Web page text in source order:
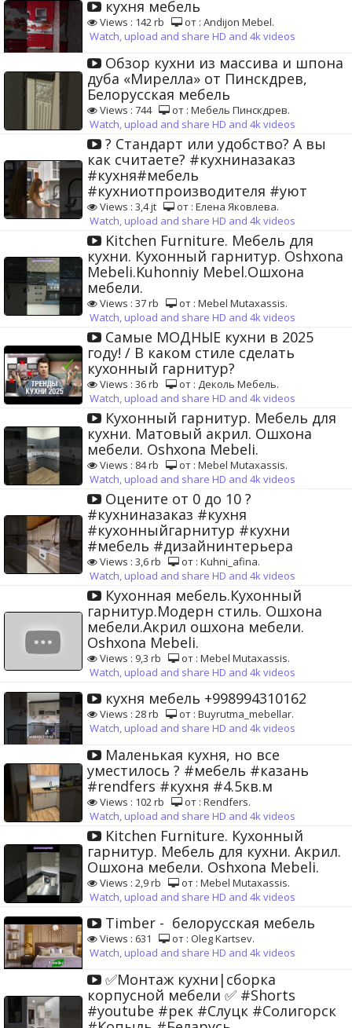
кухня мебель
Views : 142 rb
от : Andijon Mebel.
Watch, upload and share HD and 4k videos
Обзор кухни из массива и шпона
дуба «Мирелла» от Пинскдрев,
Белорусская мебель
Views : 744
от : Мебель Пинскдрев.
Watch, upload and share HD and 4k videos
? Стандарт или удобство? А вы
как считаете? #кухниназаказ
#кухня#мебель
#кухниотпроизводителя #уют
Views : 3,4 jt
от : Елена Яковлева.
Watch, upload and share HD and 4k videos
Kitchen Furniture. Мебель для
кухни. Кухонный гарнитур. Oshxona
Mebeli.Kuhonniy Mebel.Ошхона
мебели.
Views : 37 rb
от : Mebel Mutaxassis.
Watch, upload and share HD and 4k videos
Самые МОДНЫЕ кухни в 2025
году! / В каком стиле сделать
кухонный гарнитур?
Views : 36 rb
от : Деколь Мебель.
Watch, upload and share HD and 4k videos
Кухонный гарнитур. Мебель для
кухни. Матовый акрил. Ошхона
мебели. Oshxona Mebeli.
Views : 84 rb
от : Mebel Mutaxassis.
Watch, upload and share HD and 4k videos
Оцените от 0 до 10 ?
#кухниназаказ #кухня
#кухонныйгарнитур #кухни
#мебель #дизайнинтерьера
Views : 3,6 rb
от : Kuhni_afina.
Watch, upload and share HD and 4k videos
Кухонная мебель.Кухонный
гарнитур.Модерн стиль. Ошхона
мебели.Акрил ошхона мебели.
Oshxona Mebeli.
Views : 9,3 rb
от : Mebel Mutaxassis.
Watch, upload and share HD and 4k videos
кухня мебель +998994310162
Views : 28 rb
от : Buyrutma_mebellar.
Watch, upload and share HD and 4k videos
Маленькая кухня, но все
уместилось ? #мебель #казань
#rendfers #кухня #4.5кв.м
Views : 102 rb
от : Rendfers.
Watch, upload and share HD and 4k videos
Kitchen Furniture. Кухонный
гарнитур. Мебель для кухни. Акрил.
Ошхона мебели. Oshxona Mebeli.
Views : 2,9 rb
от : Mebel Mutaxassis.
Watch, upload and share HD and 4k videos
Timber - белорусская мебель
Views : 631
от : Oleg Kartsev.
Watch, upload and share HD and 4k videos
✅Монтаж кухни|сборка
корпусной мебели ✅ #Shorts
#youtube #рек #Слуцк #Солигорск